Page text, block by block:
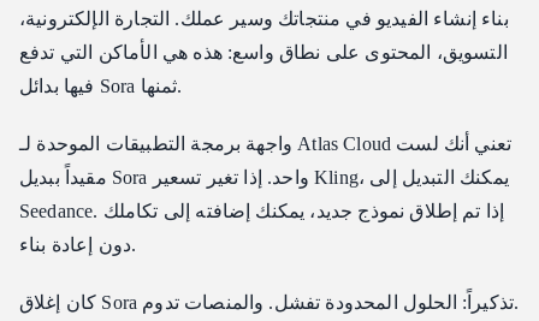
بناء إنشاء الفيديو في منتجاتك وسير عملك. التجارة الإلكترونية،
التسويق، المحتوى على نطاق واسع: هذه هي الأماكن التي تدفع
فيها بدائل Sora ثمنها.
واجهة برمجة التطبيقات الموحدة لـ Atlas Cloud تعني أنك لست
مقيداً ببديل Sora واحد. إذا تغير تسعير Kling، يمكنك التبديل إلى
Seedance. إذا تم إطلاق نموذج جديد، يمكنك إضافته إلى تكاملك
دون إعادة بناء.
كان إغلاق Sora تذكيراً: الحلول المحدودة تفشل. والمنصات تدوم.